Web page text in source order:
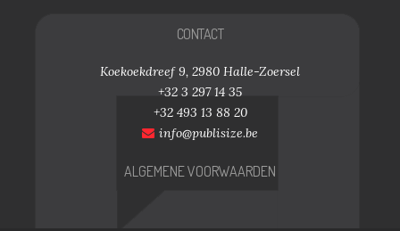
CONTACT
Koekoekdreef 9, 2980 Halle-Zoersel
+32 3 297 14 35
+32 493 13 88 20
info@publisize.be
ALGEMENE VOORWAARDEN